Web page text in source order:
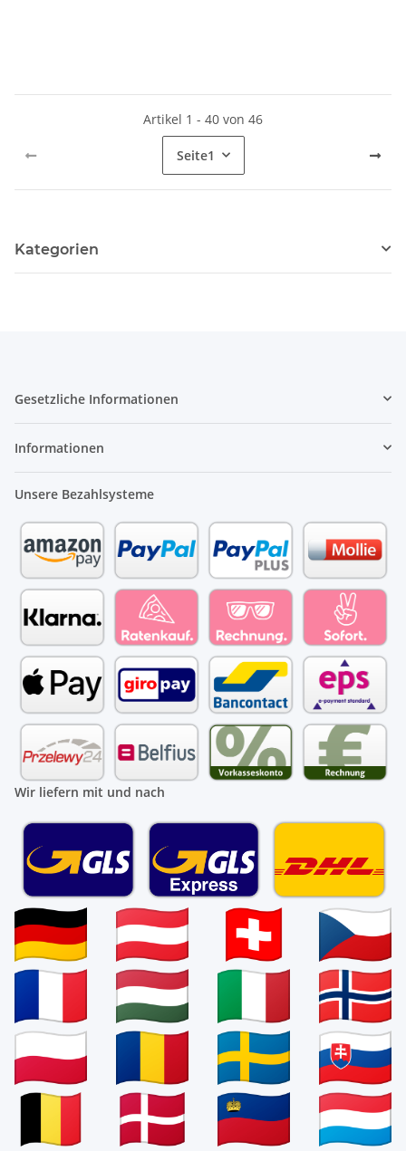
Artikel 1 - 40 von 46
Seite1
Kategorien
Gesetzliche Informationen
Informationen
Unsere Bezahlsysteme
Wir liefern mit und nach